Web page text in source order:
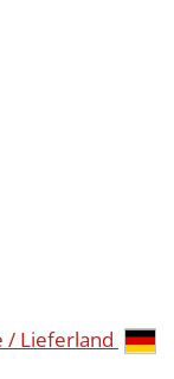
/ Lieferland